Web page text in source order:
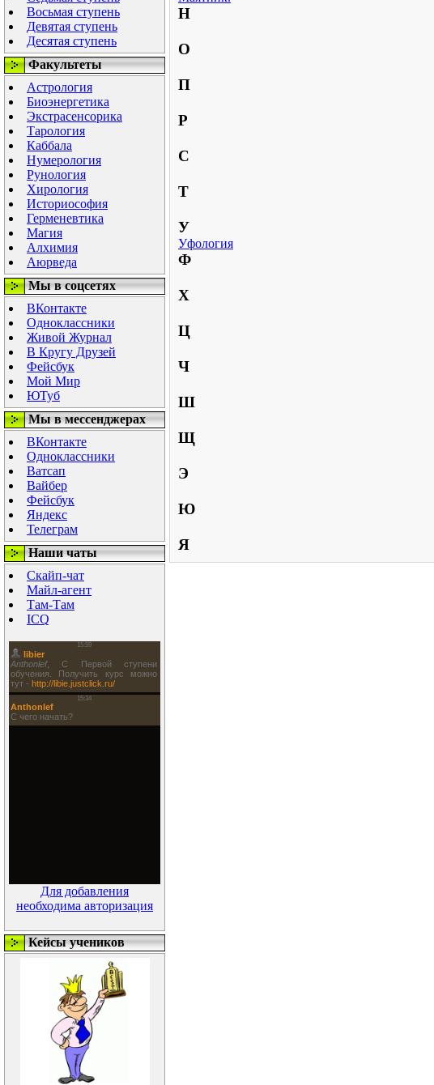
Восьмая ступень
Девятая ступень
Десятая ступень
Факультеты
Астрология
Биоэнергетика
Экстрасенсорика
Тарология
Каббала
Нумерология
Рунология
Хирология
Историософия
Герменевтика
Магия
Алхимия
Аюрведа
Мы в соцсетях
ВКонтакте
Одноклассники
Живой Журнал
В Кругу Друзей
Фейсбук
Мой Мир
ЮТуб
Мы в мессенджерах
ВКонтакте
Одноклассники
Ватсап
Вайбер
Фейсбук
Яндекс
Телеграм
Наши чаты
Скайп-чат
Майл-агент
Там-Там
ICQ
Для добавления
необходима авторизация
Кейсы учеников
Н
О
П
Р
С
Т
У
Уфология
Ф
Х
Ц
Ч
Ш
Щ
Э
Ю
Я